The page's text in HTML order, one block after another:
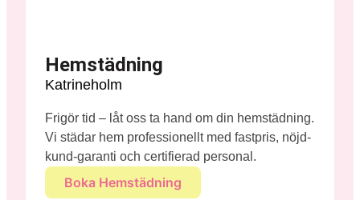
Hemstädning
Katrineholm
Frigör tid – låt oss ta hand om din hemstädning.
Vi städar hem professionellt med fastpris, nöjd-
kund-garanti och certifierad personal.
Boka Hemstädning